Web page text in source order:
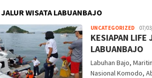
JALUR WISATA LABUANBAJO
UNCATEGORIZED admin
07/
KESIAPAN LIFE
LABUANBAJO
Labuhan Bajo,
Nasional Komodo,